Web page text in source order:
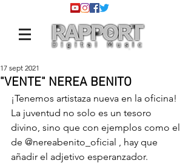
"VENTE" NEREA BENITO
17 sept 2021
¡Tenemos artistaza nueva en la oficina!
La juventud no solo es un tesoro
divino, sino que con ejemplos como el
de @nereabenito_oficial , hay que
añadir el adjetivo esperanzador.